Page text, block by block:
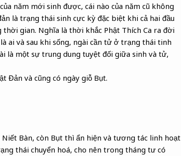
năm mới sinh được, cái nào của năm cũ không
là trạng thái sinh cực kỳ đặc biệt khi cả hai đầu
gian. Nghĩa là thời khắc Phật Thích Ca ra đời
ai và sau khi sống, ngài cần tử ở trạng thái tinh
là một sự trung dung tuyệt đối giữa sinh và tử,
Đản và cũng có ngày giỗ Bụt.
Bàn, còn Bụt thì ẩn hiện và tương tác linh hoạt
thái chuyển hoá, cho nên trong tháng tư có